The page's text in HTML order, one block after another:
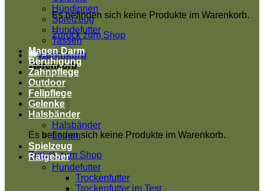
Es befinden sich keine Produkte im Warenkorb.
Zurück zum Shop
Warenkorb
Es befinden sich keine Produkte im Warenkorb.
Zurück zum Shop
Hündinnen
Spielzeug
Hundefutter
Tassen
Magen Darm
Beruhigung
Zahnpflege
Outdoor
Fellpflege
Gelenke
Halsbänder
Halsbänder
Leinen
Spielzeug
Ratgeber
Hundefutter
Trockenfutter
Trockenfutter im Test